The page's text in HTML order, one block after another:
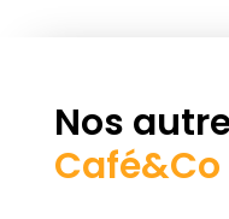
Nos
Café&Co